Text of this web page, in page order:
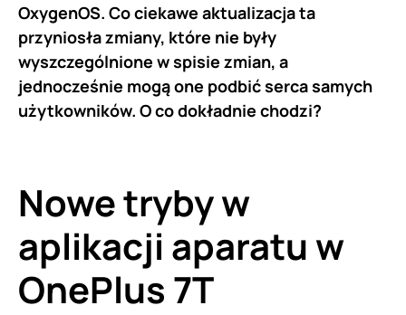
OxygenOS. Co ciekawe aktualizacja ta
przyniosła zmiany, które nie były
wyszczególnione w spisie zmian, a
jednocześnie mogą one podbić serca samych
użytkowników. O co dokładnie chodzi?
Nowe tryby w
aplikacji aparatu w
OnePlus 7T